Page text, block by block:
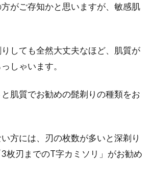
がご存知かと思いますが、敏感肌
しても全然大丈夫なほど、肌質が
しゃいます。
肌質でお勧めの髭剃りの種類をお
方には、刃の枚数が多いと深剃り
枚刃までのT字カミソリ」がお勧め